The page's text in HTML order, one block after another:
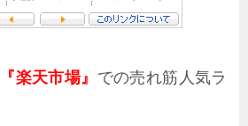
『楽天市場』 での売れ筋人気ラ